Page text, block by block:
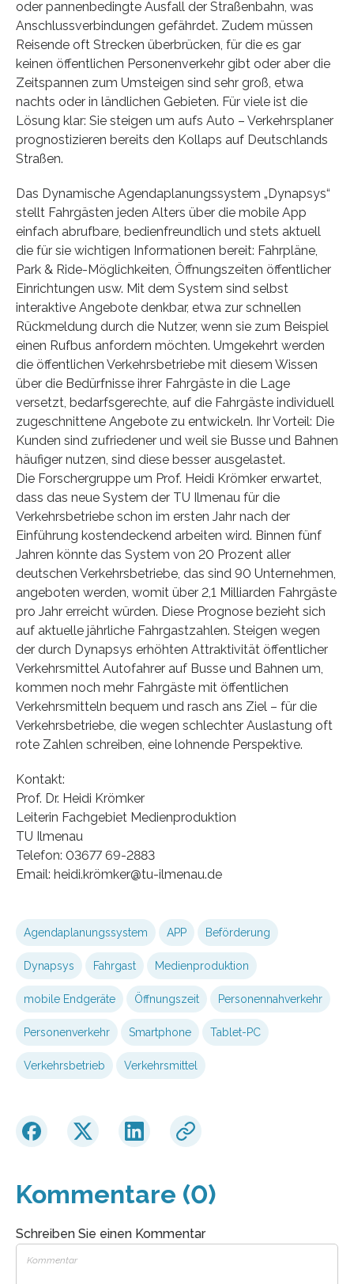
oder pannenbedingte Ausfall der Straßenbahn, was
Anschlussverbindungen gefährdet. Zudem müssen
Reisende oft Strecken überbrücken, für die es gar
keinen öffentlichen Personenverkehr gibt oder aber die
Zeitspannen zum Umsteigen sind sehr groß, etwa
nachts oder in ländlichen Gebieten. Für viele ist die
Lösung klar: Sie steigen um aufs Auto – Verkehrsplaner
prognostizieren bereits den Kollaps auf Deutschlands
Straßen.
Das Dynamische Agendaplanungssystem „Dynapsys“
stellt Fahrgästen jeden Alters über die mobile App
einfach abrufbare, bedienfreundlich und stets aktuell
die für sie wichtigen Informationen bereit: Fahrpläne,
Park & Ride-Möglichkeiten, Öffnungszeiten öffentlicher
Einrichtungen usw. Mit dem System sind selbst
interaktive Angebote denkbar, etwa zur schnellen
Rückmeldung durch die Nutzer, wenn sie zum Beispiel
einen Rufbus anfordern möchten. Umgekehrt werden
die öffentlichen Verkehrsbetriebe mit diesem Wissen
über die Bedürfnisse ihrer Fahrgäste in die Lage
versetzt, bedarfsgerechte, auf die Fahrgäste individuell
zugeschnittene Angebote zu entwickeln. Ihr Vorteil: Die
Kunden sind zufriedener und weil sie Busse und Bahnen
häufiger nutzen, sind diese besser ausgelastet.
Die Forschergruppe um Prof. Heidi Krömker erwartet,
dass das neue System der TU Ilmenau für die
Verkehrsbetriebe schon im ersten Jahr nach der
Einführung kostendeckend arbeiten wird. Binnen fünf
Jahren könnte das System von 20 Prozent aller
deutschen Verkehrsbetriebe, das sind 90 Unternehmen,
angeboten werden, womit über 2,1 Milliarden Fahrgäste
pro Jahr erreicht würden. Diese Prognose bezieht sich
auf aktuelle jährliche Fahrgastzahlen. Steigen wegen
der durch Dynapsys erhöhten Attraktivität öffentlicher
Verkehrsmittel Autofahrer auf Busse und Bahnen um,
kommen noch mehr Fahrgäste mit öffentlichen
Verkehrsmitteln bequem und rasch ans Ziel – für die
Verkehrsbetriebe, die wegen schlechter Auslastung oft
rote Zahlen schreiben, eine lohnende Perspektive.
Kontakt:
Prof. Dr. Heidi Krömker
Leiterin Fachgebiet Medienproduktion
TU Ilmenau
Telefon: 03677 69-2883
Email: heidi.krömker@tu-ilmenau.de
Agendaplanungssystem APP Beförderung
Dynapsys Fahrgast Medienproduktion
mobile Endgeräte Öffnungszeit Personennahverkehr
Personenverkehr Smartphone Tablet-PC
Verkehrsbetrieb Verkehrsmittel
Kommentare (0)
Schreiben Sie einen Kommentar